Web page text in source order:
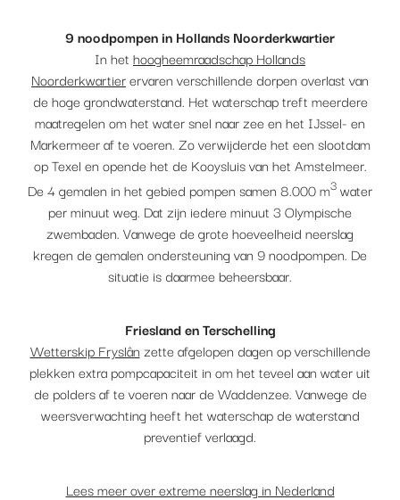
9 noodpompen in Hollands Noorderkwartier
In het hoogheemraadschap Hollands
Noorderkwartierervaren verschillende dorpen overlast van
de hoge grondwaterstand. Het waterschap treft meerdere
maatregelen om het water snel naar zee en het IJssel- en
Markermeer af te voeren. Zo verwijderde het een slootdam
op Texel en opende het de Kooysluis van het Amstelmeer.
De 4 gemalen in het gebied pompen samen 8.000 m3 water
per minuut weg. Dat zijn iedere minuut 3 Olympische
zwembaden. Vanwege de grote hoeveelheid neerslag
kregen de gemalen ondersteuning van 9 noodpompen. De
situatie is daarmee beheersbaar.
Friesland en Terschelling
Wetterskip Fryslân zette afgelopen dagen op verschillende
plekken extra pompcapaciteit in om het teveel aan water uit
de polders af te voeren naar de Waddenzee. Vanwege de
weersverwachting heeft het waterschap de waterstand
preventief verlaagd.
Lees meer over extreme neerslag in Nederland